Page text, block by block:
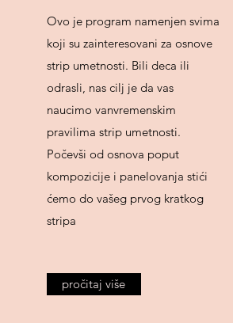
Ovo je program namenjen svima
koji su zainteresovani za osnove
strip umetnosti. Bili deca ili
odrasli, nas cilj je da vas
naucimo vanvremenskim
pravilima strip umetnosti.
Počevši od osnova poput
kompozicije i panelovanja stići
ćemo do vašeg prvog kratkog
stripa
pročitaj više